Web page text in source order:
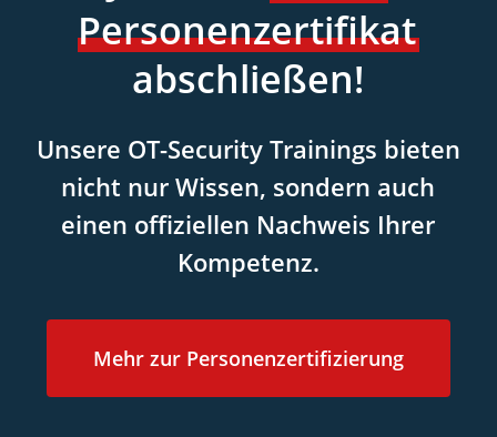
Personenzertifikat
abschließen!
Unsere OT-Security Trainings bieten
nicht nur Wissen, sondern auch
einen offiziellen Nachweis Ihrer
Kompetenz.
Mehr zur Personenzertifizierung